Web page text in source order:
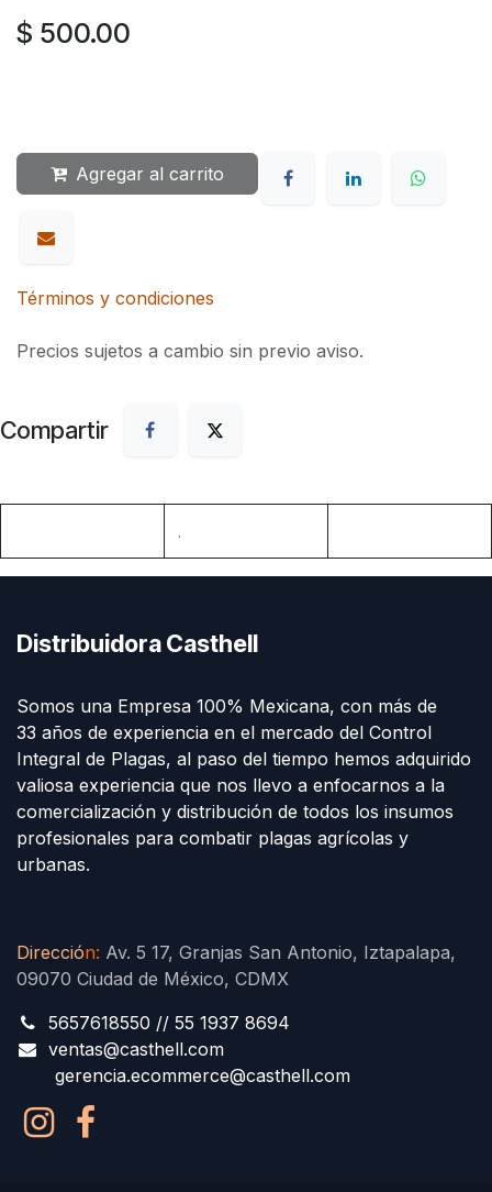
$ 500.00
Agregar al carrito
Términos y condiciones
Precios sujetos a cambio sin previo aviso.
Compartir
.
Distribuidora Casthell
Somos una Empresa 100% Mexicana, con más de
33 años de experiencia en el mercado del Control
Integral de Plagas, al paso del tiempo hemos adquirido
valiosa experiencia que nos llevo a enfocarnos a la
comercialización y distribución de todos los insumos
profesionales para combatir plagas agrícolas y
urbanas.
Dirección: Av. 5 17, Granjas San Antonio, Iztapalapa,
09070 Ciudad de México, CDMX
5657618550 // 55 1937 8694
ventas@casthell.com
gerencia.ecommerce@casthell.com